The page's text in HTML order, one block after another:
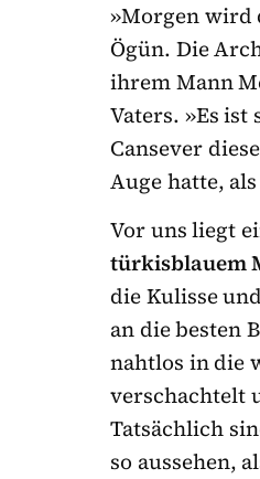
»Morgen wird
Ögün. Die
ihrem Mann
Vaters. »Es
Cansever
Auge hatte,
Vor uns liegt
türkisblauem
die Kulisse
an die besten
nahtlos in die
verschachtelt
Tatsächlich
so aussehen,